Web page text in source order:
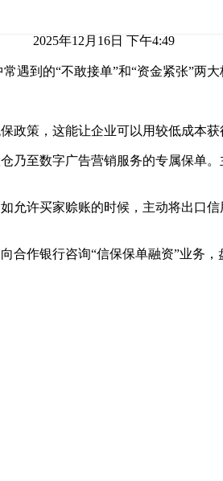
2025年12月16日 下午4:49
遇到的“不敢接单”和“资金紧张”两大
政策，这能让企业可以用较低成本获
至数字广告营销服务的专属保单
许买家赊账的时候，主动将出口
作银行咨询“信保保单融资”业务，